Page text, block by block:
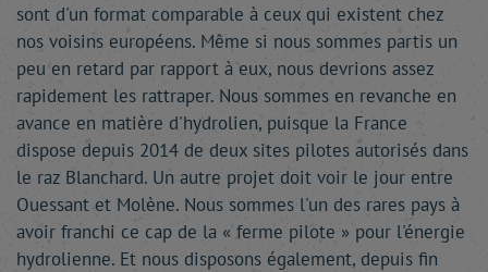
sont d'un format comparable à ceux qui existent chez
nos voisins européens. Même si nous sommes partis un
peu en retard par rapport à eux, nous devrions assez
rapidement les rattraper. Nous sommes en revanche en
avance en matière d'hydrolien, puisque la France
dispose depuis 2014 de deux sites pilotes autorisés dans
le raz Blanchard. Un autre projet doit voir le jour entre
Ouessant et Molène. Nous sommes l'un des rares pays à
avoir franchi ce cap de la « ferme pilote » pour l'énergie
hydrolienne. Et nous disposons également, depuis fin